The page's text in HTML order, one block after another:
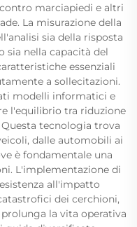
marciapiedi e altri
La misurazione della
sia della risposta
nella capacità del
essenziali
a sollecitazioni.
modelli informatici e
l'equilibrio tra riduzione
tecnologia trova
dalle automobili ai
è fondamentale una
L'implementazione di
all'impatto
dei cerchioni,
la vita operativa